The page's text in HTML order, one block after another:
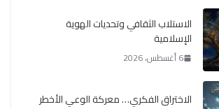
الاستلاب الثقافي وتحديات الهوية
الإسلامية
6 أغسطس، 2026
الاختراق الفكري… معركة الوعي الأخطر